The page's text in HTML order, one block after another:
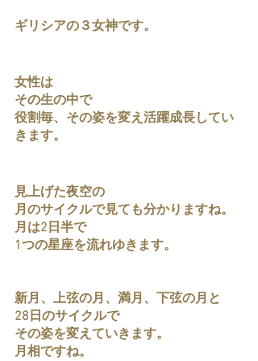
ギリシアの３女神です。
女性は
その生の中で
役割毎、その姿を変え活躍成長してい
きます。
見上げた夜空の
月のサイクルで見ても分かりますね。
月は2日半で
1つの星座を流れゆきます。
新月、上弦の月、満月、下弦の月と
28日のサイクルで
その姿を変えていきます。
月相ですね。